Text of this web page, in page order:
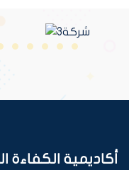
أكاديمية الكفاءة